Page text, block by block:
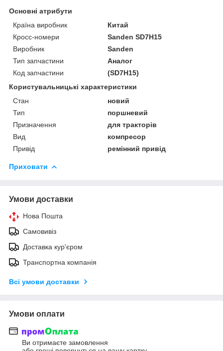
Основні атрибути
Країна виробник
Китай
Кросс-номери
Sanden SD7H15
Виробник
Sanden
Тип запчастини
Аналог
Код запчастини
(SD7H15)
Користувальницькі характеристики
Стан
новий
Тип
поршневий
Призначення
для тракторів
Вид
компресор
Привід
ремінний привід
Приховати
Умови доставки
Нова Пошта
Самовивіз
Доставка кур'єром
Транспортна компанія
Всі умови доставки
Умови оплати
Ви отримаєте замовлення